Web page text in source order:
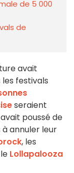
de 5 000
de
avait
festivals
seraient
poussé de
annuler leur
, les
Lollapalooza